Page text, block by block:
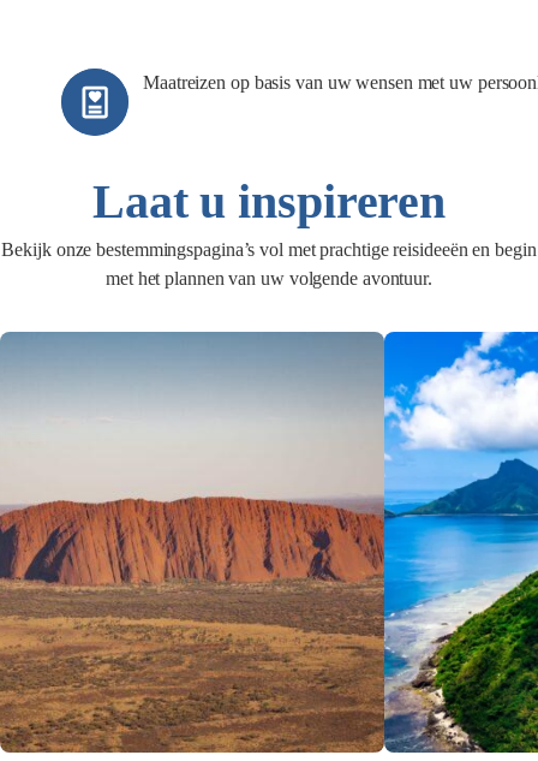
Maatreizen op basis van uw wensen met uw
Laat u inspireren
Bekijk onze bestemmingspagina’s vol met prachtige reisideeën en begin
met het plannen van uw volgende avontuur.